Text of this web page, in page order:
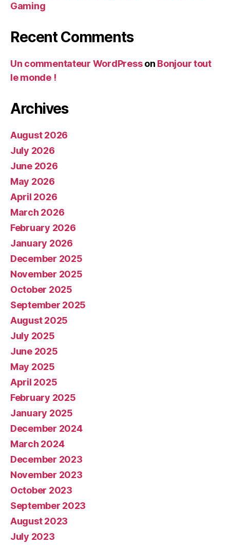
Gaming
Recent Comments
Un commentateur WordPresson Bonjour tout
le monde !
Archives
August 2026
July 2026
June 2026
May 2026
April 2026
March 2026
February 2026
January 2026
December 2025
November 2025
October 2025
September 2025
August 2025
July 2025
June 2025
May 2025
April 2025
February 2025
January 2025
December 2024
March 2024
December 2023
November 2023
October 2023
September 2023
August 2023
July 2023